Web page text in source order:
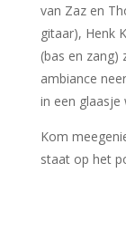
van Zaz en
gitaar), Henk
(bas en zang)
ambiance
in een glaasje
Kom
staat op het